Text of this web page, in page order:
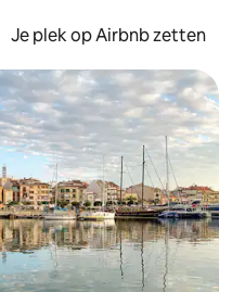
Je plek op Airbnb zetten